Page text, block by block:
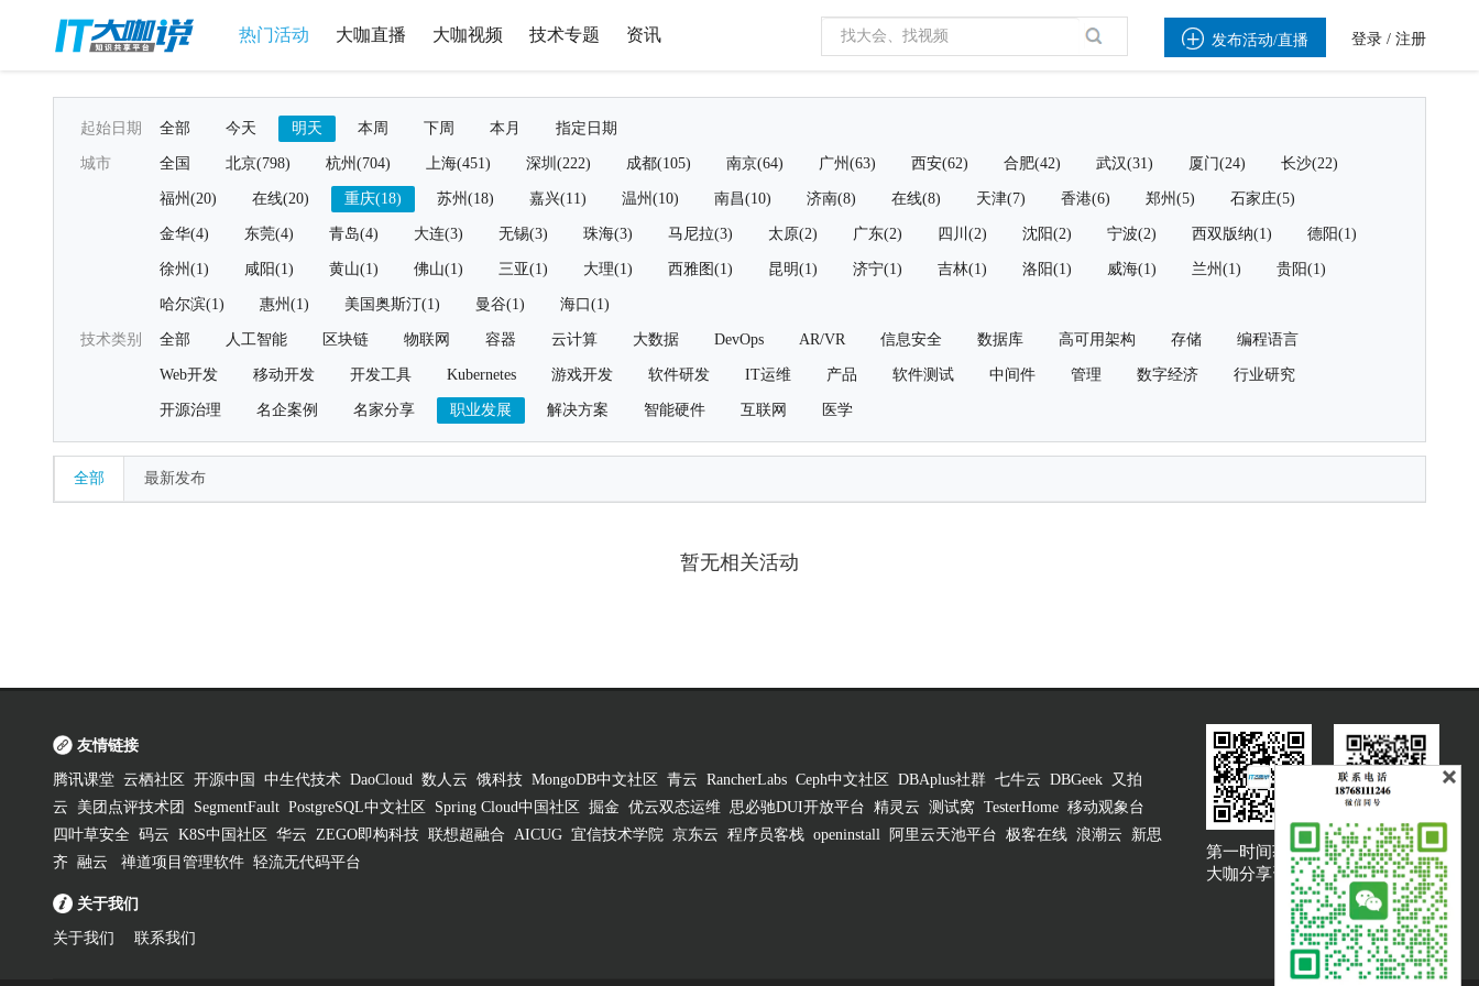
热门活动 大咖直播 大咖视频 技术专题 资讯  发布活动/直播 登录 / 注册
起始日期 全部 今天 明天 本周 下周 本月 指定日期
城市 全国 北京(798) 杭州(704) 上海(451) 深圳(222) 成都(105) 南京(64) 广州(63) 西安(62) 合肥(42) 武汉(31) 厦门(24) 长沙(22)
福州(20) 在线(20) 重庆(18) 苏州(18) 嘉兴(11) 温州(10) 南昌(10) 济南(8) 在线(8) 天津(7) 香港(6) 郑州(5) 石家庄(5)
金华(4) 东莞(4) 青岛(4) 大连(3) 无锡(3) 珠海(3) 马尼拉(3) 太原(2) 广东(2) 四川(2) 沈阳(2) 宁波(2) 西双版纳(1) 德阳(1)
徐州(1) 咸阳(1) 黄山(1) 佛山(1) 三亚(1) 大理(1) 西雅图(1) 昆明(1) 济宁(1) 吉林(1) 洛阳(1) 威海(1) 兰州(1) 贵阳(1)
哈尔滨(1) 惠州(1) 美国奥斯汀(1) 曼谷(1) 海口(1)
技术类别 全部 人工智能 区块链 物联网 容器 云计算 大数据 DevOps AR/VR 信息安全 数据库 高可用架构 存储 编程语言
Web开发 移动开发 开发工具 Kubernetes 游戏开发 软件研发 IT运维 产品 软件测试 中间件 管理 数字经济 行业研究
开源治理 名企案例 名家分享 职业发展 解决方案 智能硬件 互联网 医学
全部 最新发布
暂无相关活动
友情链接
腾讯课堂 云栖社区 开源中国 中生代技术 DaoCloud 数人云 饿科技 MongoDB中文社区 青云 RancherLabs Ceph中文社区 DBAplus社群 七牛云 DBGeek
又拍
云
美团点评技术团 SegmentFault PostgreSQL中文社区 Spring Cloud中国社区 掘金 优云双态运维 思必驰DUI开放平台 精灵云 测试窝 TesterHome 移动观象台
四叶草安全 码云 K8S中国社区 华云 ZEGO即构科技 联想超融合 AICUG 宜信技术学院 京东云 程序员客栈 openinstall 阿里云天池平台 极客在线 浪潮云
新思
齐 融云 禅道项目管理软件 轻流无代码平台
关于我们
关于我们 联系我们
第一时间获取
大咖分享资讯
大咖说吐槽客服